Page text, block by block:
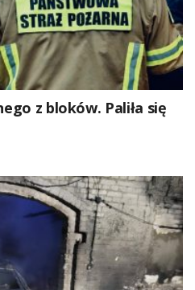
z bloków. Paliła się